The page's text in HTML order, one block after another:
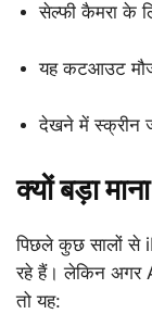
सेल्फी कैमरा के
यह कटआउट
देखने में स्क्रीन
क्यों बड़ा
पिछले कुछ सालों से
रहे हैं। लेकिन अगर
तो यह: